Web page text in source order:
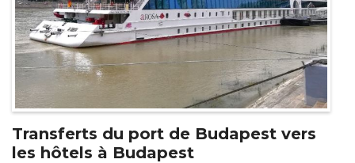
Transferts du port de Budapest vers
les hôtels à Budapest